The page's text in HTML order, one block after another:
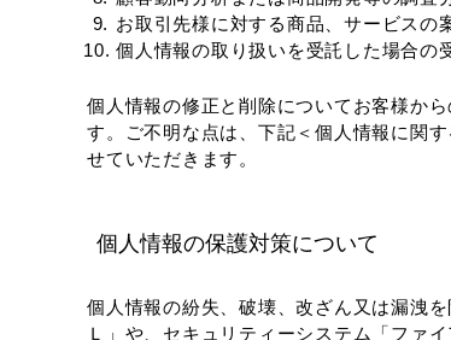
お取引先様に対する商品、サービスの
個人情報の取り扱いを受託した場合の
個人情報の修正と削除についてお客様か
す。ご不明な点は、下記＜個人情報に関
せていただきます。
個人情報の保護対策について
個人情報の紛失、破壊、改ざん又は漏洩
Ｌ」や、セキュリティーシステム「ファ